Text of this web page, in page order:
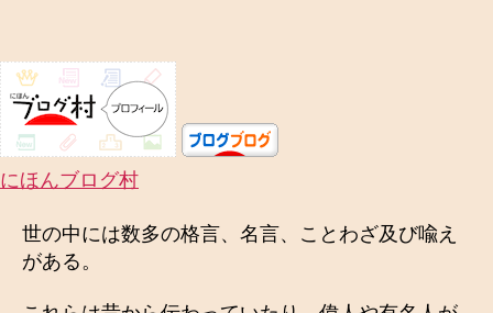
な
思
考
へ
の
にほんブログ村
世の中には数多の格言、名言、ことわざ及び喩え
がある。